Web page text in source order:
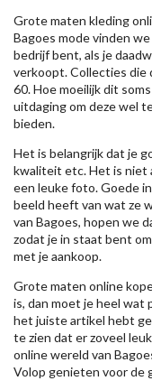
Grote maten kleding
Bagoes mode vinden
bedrijf bent, als je
verkoopt. Collecties die
60. Hoe moeilijk dit
uitdaging om deze wel
bieden.
Het is belangrijk dat je
kwaliteit etc. Het is niet
een leuke foto. Goede
beeld heeft van wat ze
van Bagoes, hopen we
zodat je in staat bent
met je aankoop.
Grote maten online
is, dan moet je heel wat
het juiste artikel hebt
te zien dat er zoveel
online wereld van
Volop genieten voor de